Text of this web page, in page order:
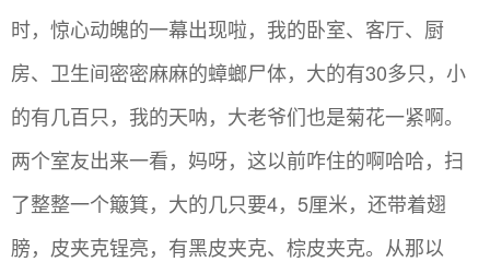
时，惊心动魄的一幕出现啦，我的卧室、客厅、厨
房、卫生间密密麻麻的蟑螂尸体，大的有30多只，小
的有几百只，我的天呐，大老爷们也是菊花一紧啊。
两个室友出来一看，妈呀，这以前咋住的啊哈哈，扫
了整整一个簸箕，大的几只要4，5厘米，还带着翅
膀，皮夹克锃亮，有黑皮夹克、棕皮夹克。从那以